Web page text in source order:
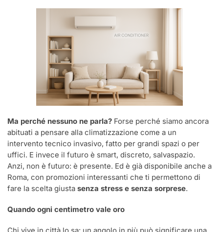
Ma perché nessuno ne parla? Forse perché siamo ancora
abituati a pensare alla climatizzazione come a un
intervento tecnico invasivo, fatto per grandi spazi o per
uffici. E invece il futuro è smart, discreto, salvaspazio.
Anzi, non è futuro: è presente. Ed è già disponibile anche a
Roma, con promozioni interessanti che ti permettono di
fare la scelta giusta senza stress e senza sorprese.
Quando ogni centimetro vale oro
Chi vive in città lo sa: un angolo in più può significare una